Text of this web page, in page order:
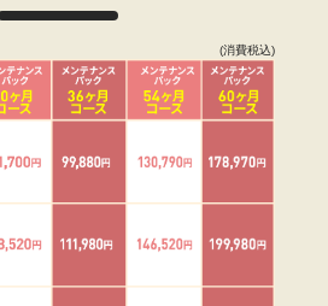
(消費税込)